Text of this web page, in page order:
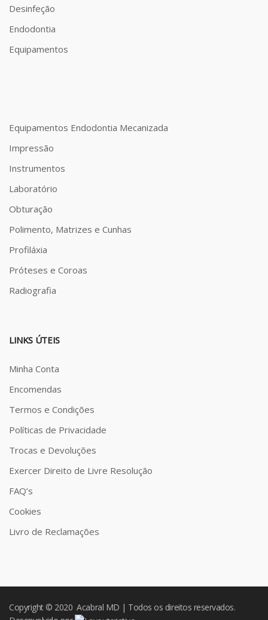
Desinfeção
Endodontia
Equipamentos
Equipamentos Endodontia Mecanizada
Impressão
Instrumentos
Laboratório
Obturação
Polimento, Matrizes e Cunhas
Profiláxia
Próteses e Coroas
Radiografia
LINKS ÚTEIS
Minha Conta
Encomendas
Termos e Condições
Políticas de Privacidade
Trocas e Devoluções
Exercer Direito de Livre Resolução
FAQ’s
Cookies
Livro de Reclamações
Copyright © 2020 Acabral MD | Todos os direitos reservados.